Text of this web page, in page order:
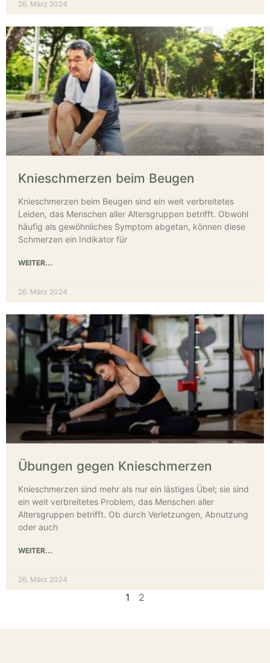
26. März 2024
Knieschmerzen beim Beugen
Knieschmerzen beim Beugen sind ein weit verbreitetes
Leiden, das Menschen aller Altersgruppen betrifft. Obwohl
häufig als gewöhnliches Symptom abgetan, können diese
Schmerzen ein Indikator für
WEITER...
26. März 2024
Übungen gegen Knieschmerzen
Knieschmerzen sind mehr als nur ein lästiges Übel; sie sind
ein weit verbreitetes Problem, das Menschen aller
Altersgruppen betrifft. Ob durch Verletzungen, Abnutzung
oder auch
WEITER...
26. März 2024
1 2